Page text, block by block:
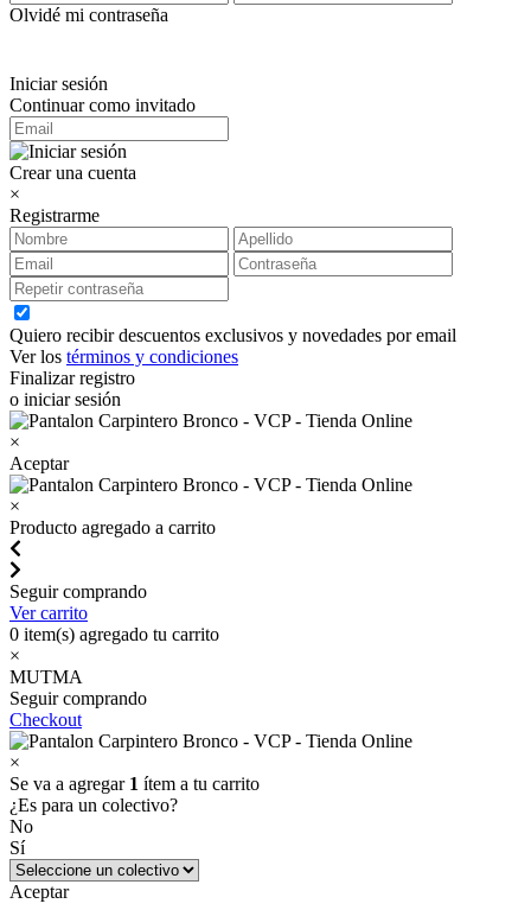
Olvidé mi contraseña
Iniciar sesión
Continuar como invitado
Crear una cuenta
×
Registrarme
Quiero recibir descuentos exclusivos y novedades por email
Ver los términos y condiciones
Finalizar registro
o iniciar sesión
×
Aceptar
×
Producto agregado a carrito
Seguir comprando
Ver carrito
0 item(s) agregado tu carrito
×
MUTMA
Seguir comprando
Checkout
×
Se va a agregar 1 ítem a tu carrito
¿Es para un colectivo?
No
Sí
Aceptar